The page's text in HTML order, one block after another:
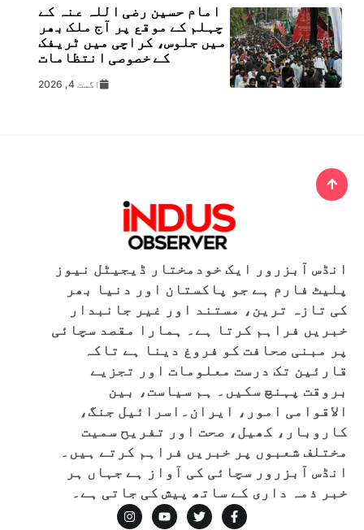
امام حسین رضی اللہ عنہ کے
چہلم کے موقع پر آج ملک بھر
میں جلوس، کراچی میں ٹریفک
کے خصوصی انتظامات
اگست 4, 2026
انڈس آبزرور ایک خودمختار ڈیجیٹل نیوز
پلیٹ فارم ہے جو پاکستان اور دنیا بھر
کی تازہ ترین، مستند اور غیر جانبدار
خبریں فراہم کرتا ہے۔ ہمارا مقصد سچائی
پر مبنی صحافت کو فروغ دینا ہے تاکہ
قارئین تک درست معلومات اور تجزیے
بروقت پہنچ سکیں۔ ہم سیاست، بین
الاقوامی امور، ایران۔اسرائیل جنگ،
کاروبار، کھیل، صحت اور تفریح سمیت
مختلف شعبوں پر خبریں فراہم کرتے ہیں۔
انڈس آبزرور سچائی کی آواز ہے جہاں ہر
خبر ذمہ داری کے ساتھ پیش کی جاتی ہے۔